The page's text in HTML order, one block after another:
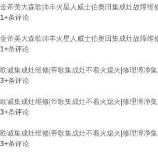
金帝美大森歌帅丰火星人威士伯奥田集成灶故障维
1+条评论
金帝美大森歌帅丰火星人威士伯奥田集成灶故障维
1+条评论
欧诚集成灶维修|帝歌集成灶不着火熄火|修理博净
3+条评论
欧诚集成灶维修|帝歌集成灶不着火熄火|修理博净
3+条评论
欧诚集成灶维修|帝歌集成灶不着火熄火|修理博净
3+条评论